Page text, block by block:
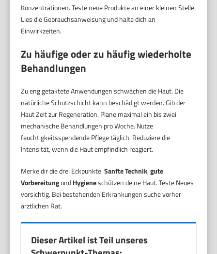
Konzentrationen. Teste neue Produkte an einer kleinen Stelle.
Lies die Gebrauchsanweisung und halte dich an
Einwirkzeiten.
Zu häufige oder zu häufig wiederholte
Behandlungen
Zu eng getaktete Anwendungen schwächen die Haut. Die
natürliche Schutzschicht kann beschädigt werden. Gib der
Haut Zeit zur Regeneration. Plane maximal ein bis zwei
mechanische Behandlungen pro Woche. Nutze
feuchtigkeitsspendende Pflege täglich. Reduziere die
Intensität, wenn die Haut empfindlich reagiert.
Merke dir die drei Eckpunkte.Sanfte Technik,gute
VorbereitungundHygieneschützen deine Haut. Teste Neues
vorsichtig. Bei bestehenden Erkrankungen suche vorher
ärztlichen Rat.
Dieser Artikel ist Teil unseres